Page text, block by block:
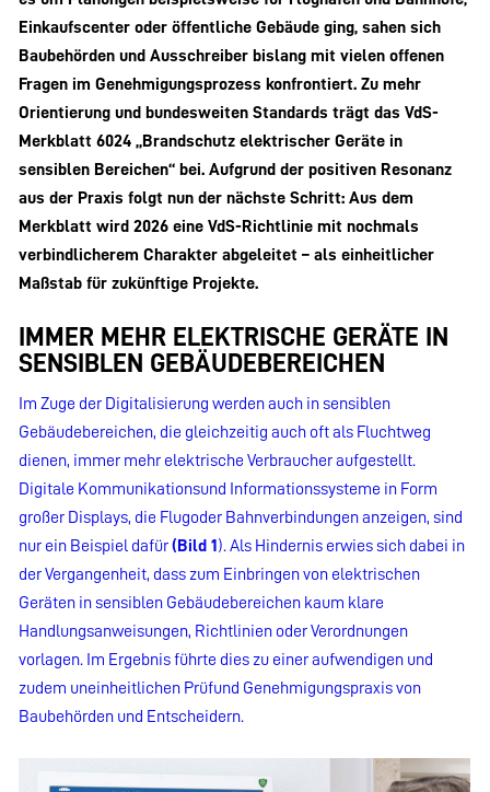
Einkaufscenter oder öffentliche Gebäude ging, sahen sich
Baubehörden und Ausschreiber bislang mit vielen offenen
Fragen im Genehmigungsprozess konfrontiert. Zu mehr
Orientierung und bundesweiten Standards trägt das VdS-
Merkblatt 6024 „Brandschutz elektrischer Geräte in
sensiblen Bereichen“ bei. Aufgrund der positiven Resonanz
aus der Praxis folgt nun der nächste Schritt: Aus dem
Merkblatt wird 2026 eine VdS-Richtlinie mit nochmals
verbindlicherem Charakter abgeleitet – als einheitlicher
Maßstab für zukünftige Projekte.
IMMER MEHR ELEKTRISCHE GERÄTE IN
SENSIBLEN GEBÄUDEBEREICHEN
Im Zuge der Digitalisierung werden auch in sensiblen
Gebäudebereichen, die gleichzeitig auch oft als Fluchtweg
dienen, immer mehr elektrische Verbraucher aufgestellt.
Digitale Kommunikationsund Informationssysteme in Form
großer Displays, die Flugoder Bahnverbindungen anzeigen, sind
nur ein Beispiel dafür(Bild 1). Als Hindernis erwies sich dabei in
der Vergangenheit, dass zum Einbringen von elektrischen
Geräten in sensiblen Gebäudebereichen kaum klare
Handlungsanweisungen, Richtlinien oder Verordnungen
vorlagen. Im Ergebnis führte dies zu einer aufwendigen und
zudem uneinheitlichen Prüfund Genehmigungspraxis von
Baubehörden und Entscheidern.